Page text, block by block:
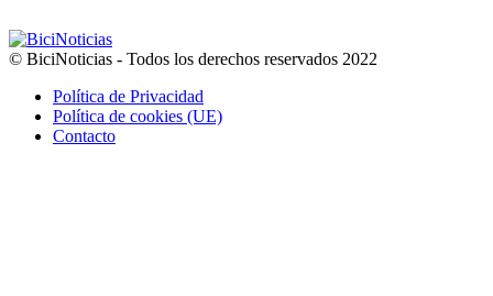
© BiciNoticias - Todos los derechos reservados 2022
Política de Privacidad
Política de cookies (UE)
Contacto